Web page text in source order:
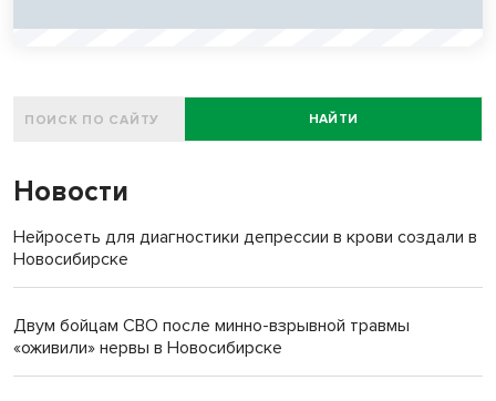
НАЙТИ
Новости
Нейросеть для диагностики депрессии в крови создали в
Новосибирске
Двум бойцам СВО после минно-взрывной травмы
«оживили» нервы в Новосибирске